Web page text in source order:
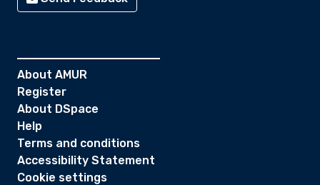
About AMUR
Register
About DSpace
Help
Terms and conditions
Accessibility Statement
Cookie settings